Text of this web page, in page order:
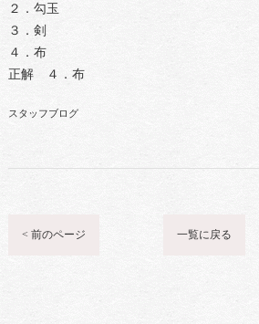
２．勾玉
３．剣
４．布
正解 ４．布
スタッフブログ
< 前のページ 一覧に戻る